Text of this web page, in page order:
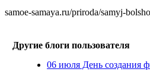
samoe-samaya.ru/priroda/samyj-
Другие блоги пользователя
06 июля День создания